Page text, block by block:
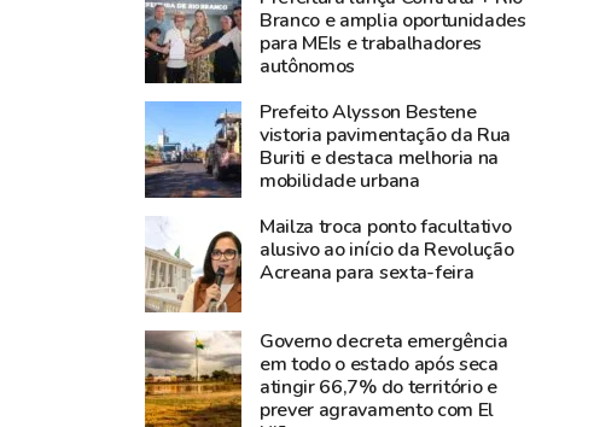
produção
agropecuária
do
Acre
registra
alta
de
2,3%
na
atividade
econômica
Branco e amplia oportunidades
para MEIs e trabalhadores
autônomos
Prefeito Alysson Bestene
vistoria pavimentação da Rua
Buriti e destaca melhoria na
mobilidade urbana
Mailza troca ponto facultativo
alusivo ao início da Revolução
Acreana para sexta-feira
Governo decreta emergência
em todo o estado após seca
atingir 66,7% do território e
prever agravamento com El